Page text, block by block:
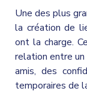
Une des plus
la création de
ont la charge.
relation entre
amis, des
temporaires de